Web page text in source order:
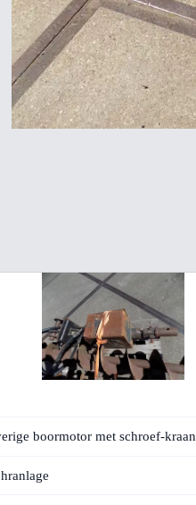
boormotor met schroef-kraan